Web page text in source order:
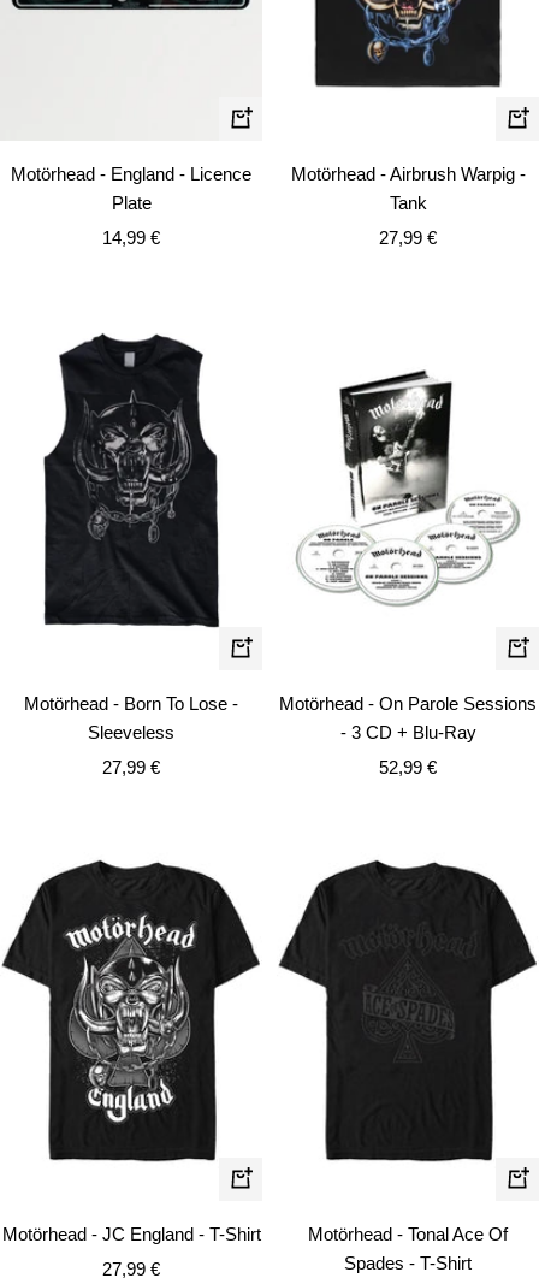
In
Motörhead - England - Licence
Plate
Angebotspreis
14,99 €
Motörhead - Airbrush Warpig -
Tank
Angebotspreis
27,99 €
Schnellansicht
Motörhead - Born To Lose -
Sleeveless
Angebotspreis
27,99 €
In
Motörhead - On Parole Sessions
- 3 CD + Blu-Ray
Angebotspreis
52,99 €
Schnellansicht
Motörhead - JC England - T-Shirt
Angebotspreis
27,99 €
Motörhead - Tonal Ace Of
Spades - T-Shirt